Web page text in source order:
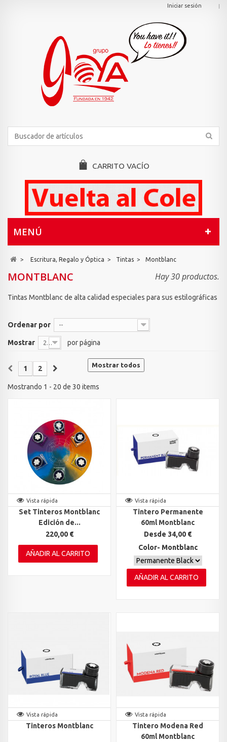
Iniciar sesión
CARRITO VACÍO
MENÚ
> Escritura, Regalo y Óptica > Tintas > Montblanc
MONTBLANC Hay 30 productos.
Tintas Montblanc de alta calidad especiales para sus estilográficas
Ordenar por --
Mostrar 20 por página
Mostrar todos
1 2
Mostrando 1 - 20 de 30 items
Vista rápida
Set Tinteros Montblanc
Edición de...
220,00 €
AÑADIR AL CARRITO
Vista rápida
Tintero Permanente
60ml Montblanc
Desde 34,00 €
Color- Montblanc
AÑADIR AL CARRITO
Vista rápida
Tinteros Montblanc
Vista rápida
Tintero Modena Red
60ml Montblanc